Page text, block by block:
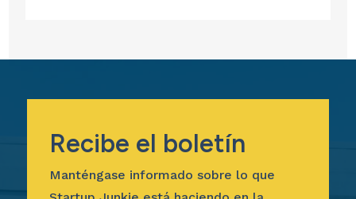
Recibe el boletín
Manténgase informado sobre lo que